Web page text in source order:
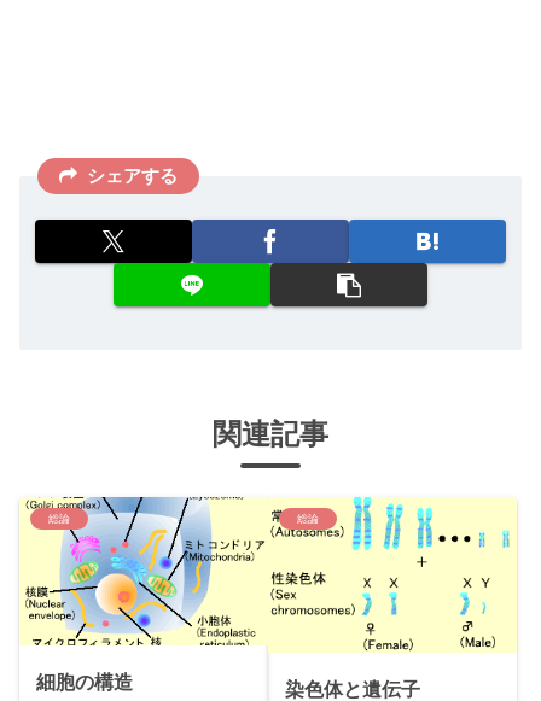
シェアする
関連記事
総論
細胞の構造
総論
染色体と遺伝子